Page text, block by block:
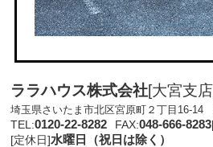
ララハウス株式会社[大宮支
埼玉県さいたま市北区宮原町２丁目16-14
TEL:0120-22-8282 FAX:048-666-8283
[定休日]水曜日（祝日は除く）